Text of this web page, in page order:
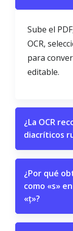
Sube el
OCR,
para
editable.
¿La OCR
diacríticos
¿Por qué
como «s»
«ț»?